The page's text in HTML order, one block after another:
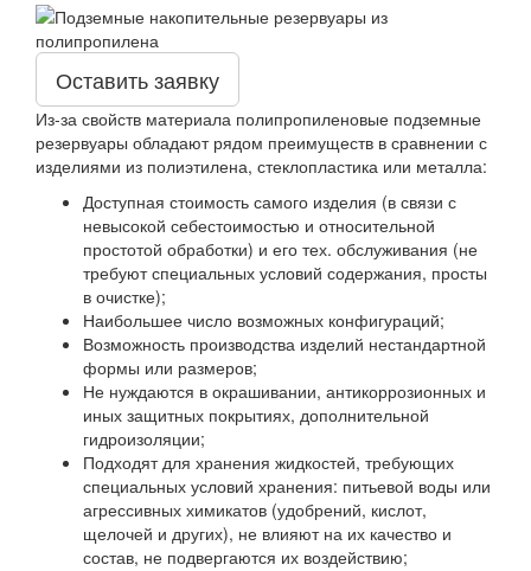
Оставить заявку
Из-за свойств материала полипропиленовые подземные
резервуары обладают рядом преимуществ в сравнении с
изделиями из полиэтилена, стеклопластика или металла:
Доступная стоимость самого изделия (в связи с
невысокой себестоимостью и относительной
простотой обработки) и его тех. обслуживания (не
требуют специальных условий содержания, просты
в очистке);
Наибольшее число возможных конфигураций;
Возможность производства изделий нестандартной
формы или размеров;
Не нуждаются в окрашивании, антикоррозионных и
иных защитных покрытиях, дополнительной
гидроизоляции;
Подходят для хранения жидкостей, требующих
специальных условий хранения: питьевой воды или
агрессивных химикатов (удобрений, кислот,
щелочей и других), не влияют на их качество и
состав, не подвергаются их воздействию;